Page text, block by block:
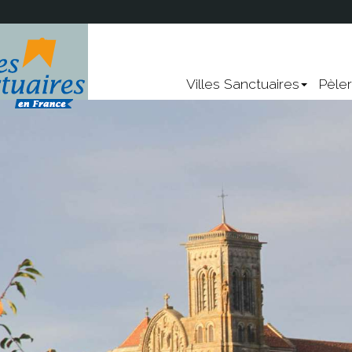
Villes Sanctuaires
Nevers
Sainte-Anne-d'Auray
Points communs
UNESCO
Les chemins
La Vierge Marie
Panorama, environnement,
Rocamadour
Les chemins de